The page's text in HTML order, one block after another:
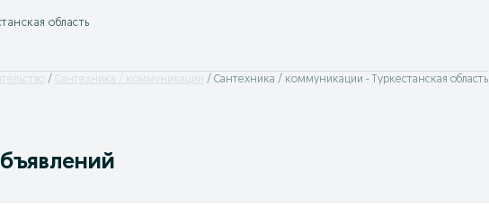
область
Сантехника / коммуникации Сантехника / коммуникации - Туркестанская область